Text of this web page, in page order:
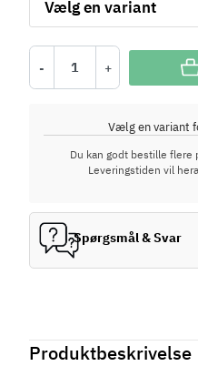
Produktbeskrivelse
- +
Vælg en variant
Du kan godt bestille flere
Leveringstiden vil
Spørgsmål & Svar